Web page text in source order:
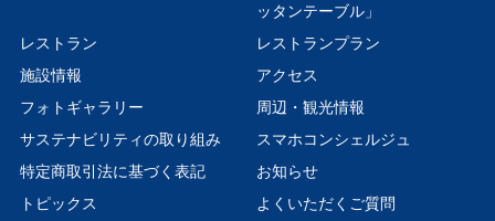
ッタンテーブル」
レストラン
レストランプラン
施設情報
アクセス
フォトギャラリー
周辺・観光情報
サステナビリティの取り組み
スマホコンシェルジュ
特定商取引法に基づく表記
お知らせ
トピックス
よくいただくご質問